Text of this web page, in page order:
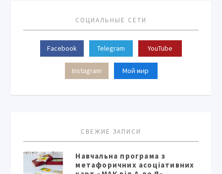
СОЦИАЛЬНЫЕ СЕТИ
Facebook Telegram YouTube
Instagram Мой мир
СВЕЖИЕ ЗАПИСИ
Навчальна програма з
метафоричних асоціативних